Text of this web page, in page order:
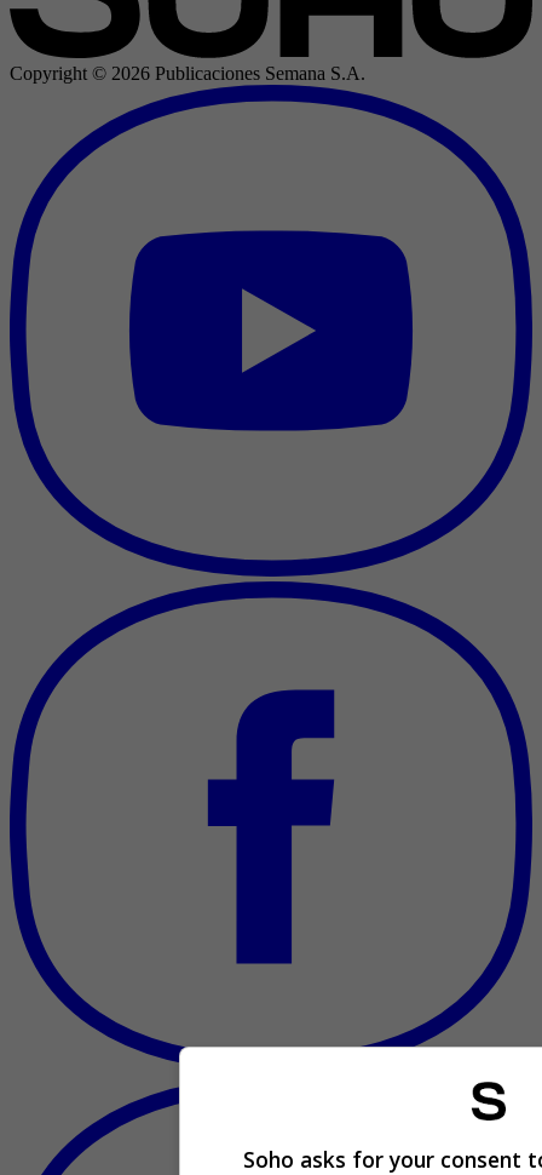
Copyright © 2026 Publicaciones Semana S.A.
Soho asks for your consent